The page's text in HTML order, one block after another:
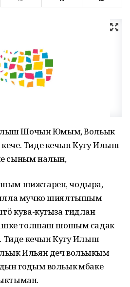
Илыш Шочын Юмым, Вольык
Тиде кечын Кугу Илыш
сыным налын,
шижтарен, чодыра,
мучко шиялтышым
кува-кугыза тидлан
толшаш шошым садак
Тиде кечын Кугу Илыш
Ильян деч вольыкым
годым вольык ӱмбаке